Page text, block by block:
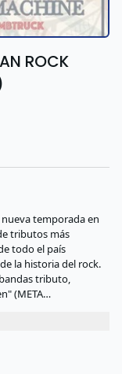
ROCK
temporada en
tributos más
todo el país
la historia del rock.
tributo,
(META…